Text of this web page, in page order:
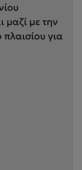
μαζί με την
για